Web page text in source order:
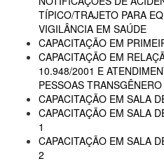
TÍPICO/TRAJETO PARA
VIGILÂNCIA EM SAÚDE
CAPACITAÇÃO EM
CAPACITAÇÃO EM
10.948/2001 E
PESSOAS TRANSGÊNERO
CAPACITAÇÃO EM SALA
CAPACITAÇÃO EM SALA
1
CAPACITAÇÃO EM SALA
2